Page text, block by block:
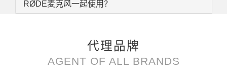
RØDE麦克风一起使用？
代理品牌
AGENT OF ALL BRANDS